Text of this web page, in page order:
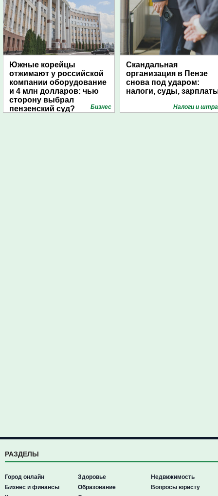
Южные корейцы
отжимают у российской
компании оборудование
и 4 млн долларов: чью
сторону выбрал
пензенский суд?
Бизнес
Скандальная
организация в Пензе
снова под ударом:
налоги, суды,
Налоги и
РАЗДЕЛЫ
Город онлайн
Бизнес и финансы
Здоровье
Образование
Недвижимость
Вопросы юристу